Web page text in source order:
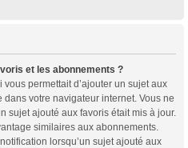
et les abonnements ?
permettait d’ajouter un sujet aux
votre navigateur internet. Vous ne
sujet ajouté aux favoris était mis à jour.
similaires aux abonnements.
lorsqu’un sujet ajouté aux